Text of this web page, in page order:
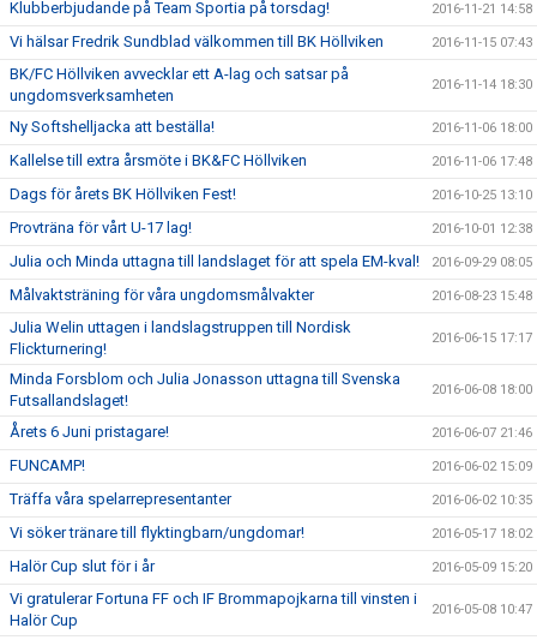
Klubberbjudande på Team Sportia på torsdag! 2016-11-21 14:58
Vi hälsar Fredrik Sundblad välkommen till BK Höllviken 2016-11-15 07:43
BK/FC Höllviken avvecklar ett A-lag och satsar på
ungdomsverksamheten
2016-11-14 18:30
Ny Softshelljacka att beställa! 2016-11-06 18:00
Kallelse till extra årsmöte i BK&FC Höllviken 2016-11-06 17:48
Dags för årets BK Höllviken Fest! 2016-10-25 13:10
Provträna för vårt U-17 lag! 2016-10-01 12:38
Julia och Minda uttagna till landslaget för att spela EM-kval! 2016-09-29 08:05
Målvaktsträning för våra ungdomsmålvakter 2016-08-23 15:48
Julia Welin uttagen i landslagstruppen till Nordisk
Flickturnering!
2016-06-15 17:17
Minda Forsblom och Julia Jonasson uttagna till Svenska
Futsallandslaget!
2016-06-08 18:00
Årets 6 Juni pristagare! 2016-06-07 21:46
FUNCAMP! 2016-06-02 15:09
Träffa våra spelarrepresentanter 2016-06-02 10:35
Vi söker tränare till flyktingbarn/ungdomar! 2016-05-17 18:02
Halör Cup slut för i år 2016-05-09 15:20
Vi gratulerar Fortuna FF och IF Brommapojkarna till vinsten i
Halör Cup
2016-05-08 10:47